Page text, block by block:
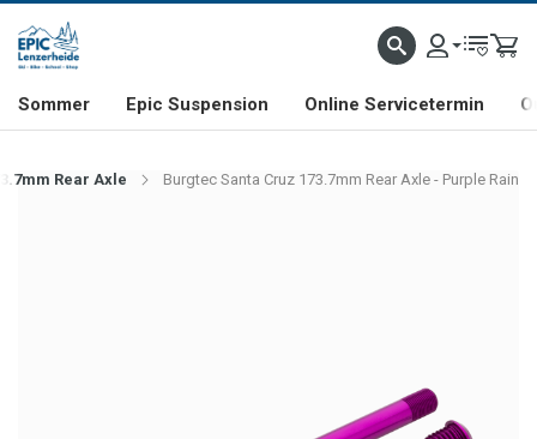
& FREERIDE-SPEZIALIST SCHWEIZER FIRMA SHOP & SHOWROOM IN
Sommer Epic Suspension Online Servicetermin
Rear Axle Burgtec Santa Cruz 173.7mm Rear Axle - Purple Rain